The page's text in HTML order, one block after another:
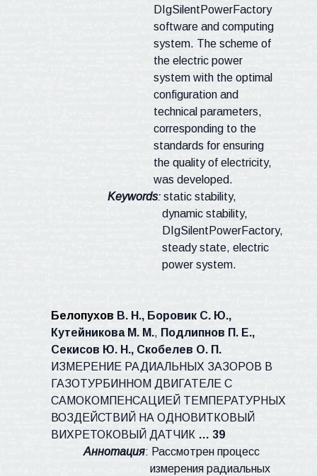
DIgSilentPowerFactory
software and computing
system. The scheme of
the electric power
system with the optimal
configuration and
technical parameters,
corresponding to the
standards for ensuring
the quality of electricity,
was developed.
Keywords:static stability,
dynamic stability,
DIgSilentPowerFactory,
steady state, electric
power system.
Белопухов В. Н., Боровик С. Ю.,
Кутейникова М. М., Подлипнов П. Е.,
Секисов Ю. Н., Скобелев О. П.
ИЗМЕРЕНИЕ РАДИАЛЬНЫХ ЗАЗОРОВ В
ГАЗОТУРБИННОМ ДВИГАТЕЛЕ С
САМОКОМПЕНСАЦИЕЙ ТЕМПЕРАТУРНЫХ
ВОЗДЕЙСТВИЙ НА ОДНОВИТКОВЫЙ
ВИХРЕТОКОВЫЙ ДАТЧИК … 39
Аннотация: Рассмотрен процесс
измерения радиальных